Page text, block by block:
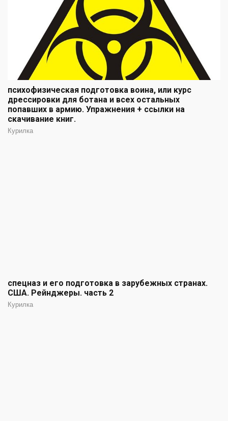
психофизическая подготовка воина, или курс
дрессировки для ботана и всех остальных
попавших в армию. Упражнения + ссылки на
скачивание книг.
Курилка
спецназ и его подготовка в зарубежных странах.
США. Рейнджеры. часть 2
Курилка